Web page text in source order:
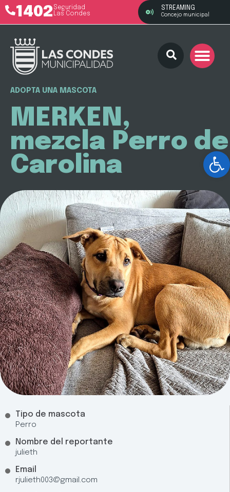
1402 Seguridad
Las Condes
STREAMING
Concejo municipal
ADOPTA UNA MASCOTA
MERKEN,
mezcla Perro de
Carolina
Tipo de mascota
Perro
Nombre del reportante
julieth
Email
rjulieth003@gmail.com